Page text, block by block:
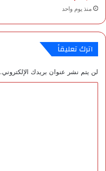
3
.
1
و
ل
ه منذ يوم واحد
اترك تعليقاً
لن يتم نشر عنوان بريدك الإلكتروني.